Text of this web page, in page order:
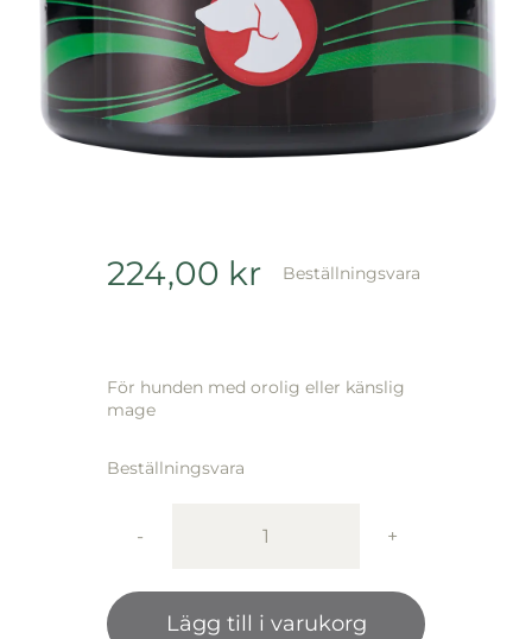
224,00 kr Beställningsvara
För hunden med orolig eller känslig
mage
Beställningsvara
Working
600g
Lägg till i varukorg